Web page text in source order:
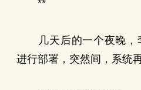
**
几天后的一个夜晚，
进行部署，突然间，系统